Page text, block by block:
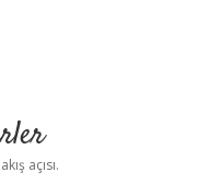
açısı.